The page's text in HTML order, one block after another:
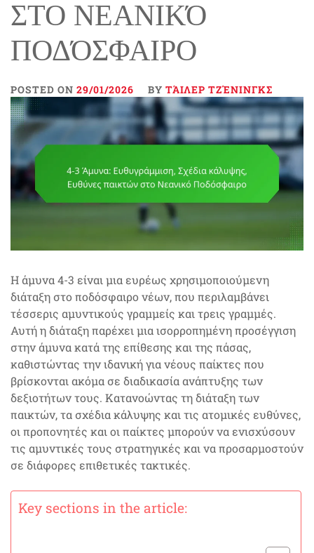
ΣΤΟ ΝΕΑΝΙΚΌ
ΠΟΔΌΣΦΑΙΡΟ
POSTED ON 29/01/2026 BY ΤΆΙΛΕΡ ΤΖΈΝΙΝΓΚΣ
Η άμυνα 4-3 είναι μια ευρέως χρησιμοποιούμενη
διάταξη στο ποδόσφαιρο νέων, που περιλαμβάνει
τέσσερις αμυντικούς γραμμείς και τρεις γραμμές.
Αυτή η διάταξη παρέχει μια ισορροπημένη προσέγγιση
στην άμυνα κατά της επίθεσης και της πάσας,
καθιστώντας την ιδανική για νέους παίκτες που
βρίσκονται ακόμα σε διαδικασία ανάπτυξης των
δεξιοτήτων τους. Κατανοώντας τη διάταξη των
παικτών, τα σχέδια κάλυψης και τις ατομικές ευθύνες,
οι προπονητές και οι παίκτες μπορούν να ενισχύσουν
τις αμυντικές τους στρατηγικές και να προσαρμοστούν
σε διάφορες επιθετικές τακτικές.
Key sections in the article: